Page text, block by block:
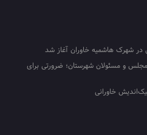
شهرک هاشمیه خاوران آغاز شد
مجلس و مسئولان شهرستان؛ ضرورتی برای
خاورانی